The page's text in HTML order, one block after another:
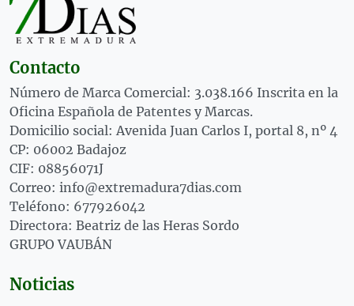
Contacto
Número de Marca Comercial: 3.038.166 Inscrita en la
Oficina Española de Patentes y Marcas.
Domicilio social: Avenida Juan Carlos I, portal 8, nº 4
CP: 06002 Badajoz
CIF: 08856071J
Correo: info@extremadura7dias.com
Teléfono: 677926042
Directora: Beatriz de las Heras Sordo
GRUPO VAUBÁN
Noticias